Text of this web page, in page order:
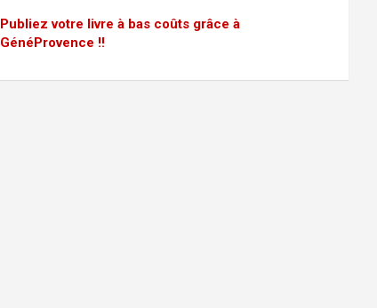
Publiez votre livre à bas coûts grâce à
GénéProvence !!